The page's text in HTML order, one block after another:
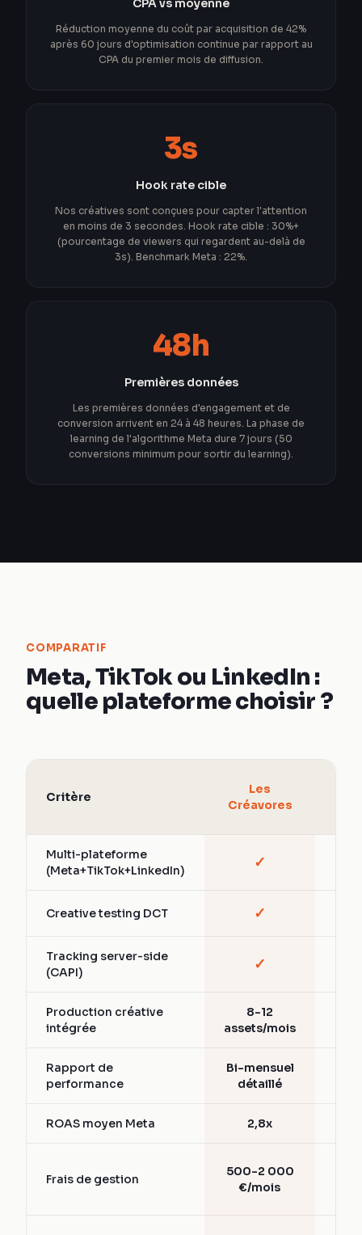
CPA vs moyenne
Réduction moyenne du coût par acquisition de 42%
après 60 jours d'optimisation continue par rapport au
CPA du premier mois de diffusion.
3s
Hook rate cible
Nos créatives sont conçues pour capter l'attention
en moins de 3 secondes. Hook rate cible : 30%+
(pourcentage de viewers qui regardent au-delà de
3s). Benchmark Meta : 22%.
48h
Premières données
Les premières données d'engagement et de
conversion arrivent en 24 à 48 heures. La phase de
learning de l'algorithme Meta dure 7 jours (50
conversions minimum pour sortir du learning).
COMPARATIF
Meta, TikTok ou LinkedIn :
quelle plateforme choisir ?
Critère
Les
Créavores
Multi-plateforme
(Meta+TikTok+LinkedIn)
✓
Creative testing DCT ✓
Tracking server-side
(CAPI)
✓
Production créative
intégrée
8-12
assets/mois
Rapport de
performance
Bi-mensuel
détaillé
ROAS moyen Meta 2,8x
Frais de gestion
500-2 000
€/mois